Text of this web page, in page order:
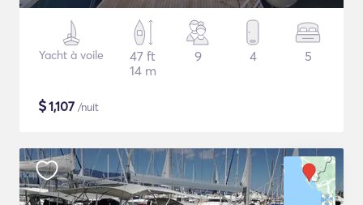
Yacht à voile
47 ft
14 m
9 4 5
$1,107 /nuit